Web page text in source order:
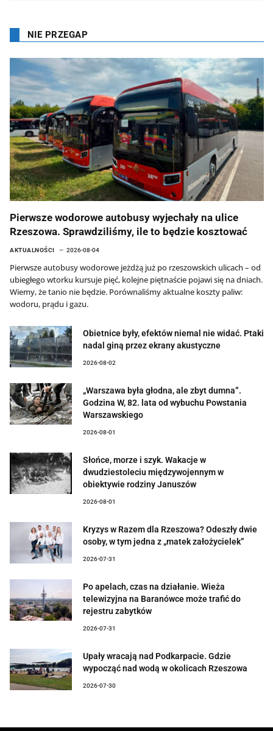
NIE PRZEGAP
Pierwsze wodorowe autobusy wyjechały na ulice
Rzeszowa. Sprawdziliśmy, ile to będzie kosztować
AKTUALNOŚCI 2026-08-04
Pierwsze autobusy wodorowe jeżdżą już po rzeszowskich ulicach – od
ubiegłego wtorku kursuje pięć, kolejne piętnaście pojawi się na dniach.
Wiemy, że tanio nie będzie. Porównaliśmy aktualne koszty paliw:
wodoru, prądu i gazu.
Obietnice były, efektów niemal nie widać. Ptaki
nadal giną przez ekrany akustyczne
2026-08-02
„Warszawa była głodna, ale zbyt dumna”.
Godzina W, 82. lata od wybuchu Powstania
Warszawskiego
2026-08-01
Słońce, morze i szyk. Wakacje w
dwudziestoleciu międzywojennym w
obiektywie rodziny Januszów
2026-08-01
Kryzys w Razem dla Rzeszowa? Odeszły dwie
osoby, w tym jedna z „matek założycielek”
2026-07-31
Po apelach, czas na działanie. Wieża
telewizyjna na Baranówce może trafić do
rejestru zabytków
2026-07-31
Upały wracają nad Podkarpacie. Gdzie
wypocząć nad wodą w okolicach Rzeszowa
2026-07-30